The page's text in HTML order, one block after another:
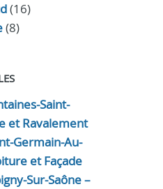
(16)
(8)
Saint-
et Ravalement
Germain-Au-
et Façade
Sur-Saône –